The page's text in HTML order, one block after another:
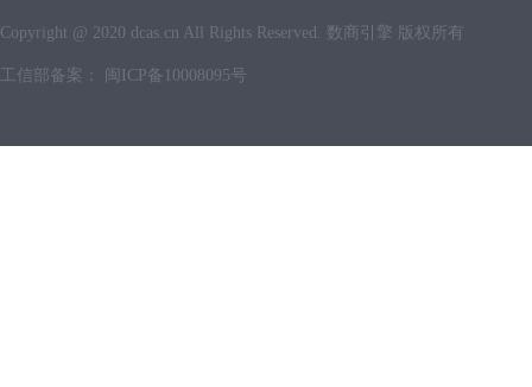
Copyright @ 2020 dcas.cn All Rights Reserved. 数商引擎 版权所有
工信部备案： 闽ICP备10008095号